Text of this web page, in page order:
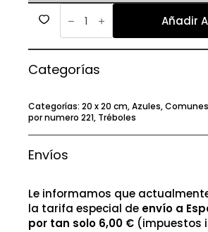
221
cantidad Añadir
Categorías
Categorías: 20 x 20 cm,Azules,Comunes
por numero 221, Tréboles
Envíos
Le informamos que
la tarifa especial de envío a
por tan solo 6,00 € (impuestos